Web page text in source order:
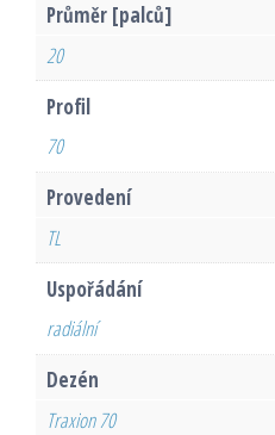
Průměr [palců]
20
Profil
70
Provedení
TL
Uspořádání
radiální
Dezén
Traxion 70